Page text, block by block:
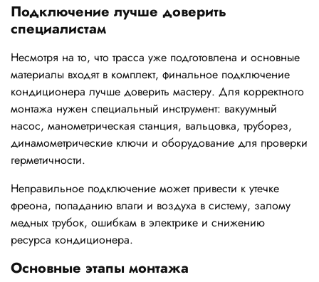
Подключение лучше доверить
специалистам
Несмотря на то, что трасса уже подготовлена и основные
материалы входят в комплект, финальное подключение
кондиционера лучше доверить мастеру. Для корректного
монтажа нужен специальный инструмент: вакуумный
насос, манометрическая станция, вальцовка, труборез,
динамометрические ключи и оборудование для проверки
герметичности.
Неправильное подключение может привести к утечке
фреона, попаданию влаги и воздуха в систему, залому
медных трубок, ошибкам в электрике и снижению
ресурса кондиционера.
Основные этапы монтажа